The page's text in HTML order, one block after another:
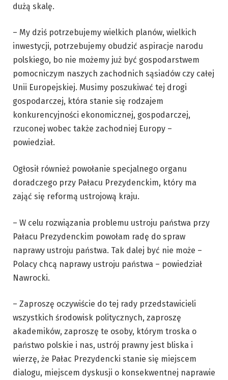
dużą skalę.
– My dziś potrzebujemy wielkich planów, wielkich
inwestycji, potrzebujemy obudzić aspiracje narodu
polskiego, bo nie możemy już być gospodarstwem
pomocniczym naszych zachodnich sąsiadów czy całej
Unii Europejskiej. Musimy poszukiwać tej drogi
gospodarczej, która stanie się rodzajem
konkurencyjności ekonomicznej, gospodarczej,
rzuconej wobec także zachodniej Europy –
powiedział.
Ogłosił również powołanie specjalnego organu
doradczego przy Pałacu Prezydenckim, który ma
zająć się reformą ustrojową kraju.
– W celu rozwiązania problemu ustroju państwa przy
Pałacu Prezydenckim powołam radę do spraw
naprawy ustroju państwa. Tak dalej być nie może –
Polacy chcą naprawy ustroju państwa – powiedział
Nawrocki.
– Zaproszę oczywiście do tej rady przedstawicieli
wszystkich środowisk politycznych, zaproszę
akademików, zaproszę te osoby, którym troska o
państwo polskie i nas, ustrój prawny jest bliska i
wierzę, że Pałac Prezydencki stanie się miejscem
dialogu, miejscem dyskusji o konsekwentnej naprawie